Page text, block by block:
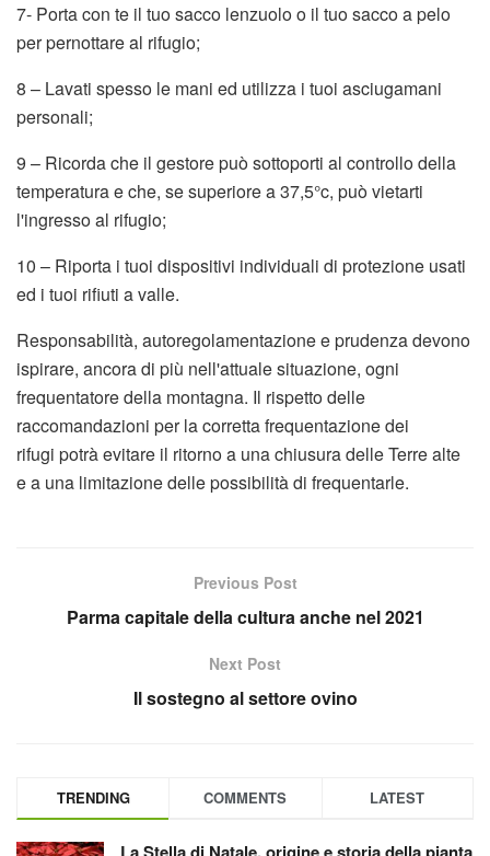
7- Porta con te il tuo sacco lenzuolo o il tuo sacco a pelo
per pernottare al rifugio;
8 – Lavati spesso le mani ed utilizza i tuoi asciugamani
personali;
9 – Ricorda che il gestore può sottoporti al controllo della
temperatura e che, se superiore a 37,5°c, può vietarti
l'ingresso al rifugio;
10 – Riporta i tuoi dispositivi individuali di protezione usati
ed i tuoi rifiuti a valle.
Responsabilità, autoregolamentazione e prudenza devono
ispirare, ancora di più nell'attuale situazione, ogni
frequentatore della montagna. Il rispetto delle
raccomandazioni per la corretta frequentazione dei
rifugi potrà evitare il ritorno a una chiusura delle Terre alte
e a una limitazione delle possibilità di frequentarle.
Previous Post
Parma capitale della cultura anche nel 2021
Next Post
Il sostegno al settore ovino
TRENDING COMMENTS LATEST